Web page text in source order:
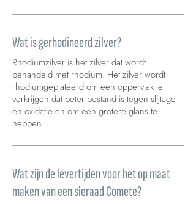
Wat is gerhodineerd zilver?
Rhodiumzilver is het zilver dat wordt
behandeld met rhodium. Het zilver wordt
rhodiumgeplateerd om een oppervlak te
verkrijgen dat beter bestand is tegen slijtage
en oxidatie en om een grotere glans te
hebben.
Wat zijn de levertijden voor het op maat
maken van een sieraad Comete?